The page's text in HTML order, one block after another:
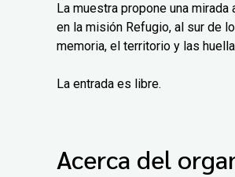
La muestra propone una
en la misión Refugio, al sur de
memoria, el territorio y las
La entrada es libre.
Acerca del